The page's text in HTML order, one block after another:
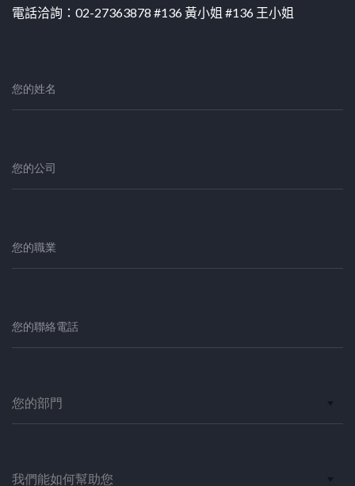
電話洽詢：02-27363878 #136 黃小姐 #136 王小姐